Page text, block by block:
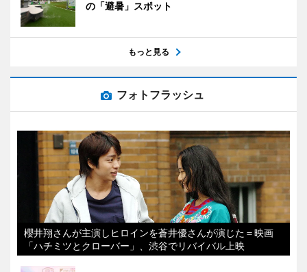
の「避暑」スポット
もっと見る
フォトフラッシュ
櫻井翔さんが主演しヒロインを蒼井優さんが演じた＝映画
「ハチミツとクローバー」、渋谷でリバイバル上映